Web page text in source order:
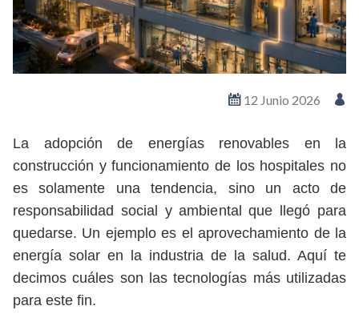
12 Junio 2026
La adopción de energías renovables en la
construcción y funcionamiento de los hospitales no
es solamente una tendencia, sino un acto de
responsabilidad social y ambiental que llegó para
quedarse. Un ejemplo es el aprovechamiento de la
energía solar en la industria de la salud. Aquí te
decimos cuáles son las tecnologías más utilizadas
para este fin.